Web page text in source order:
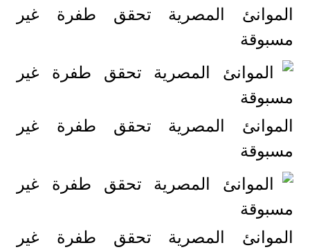
الموانئ المصرية تحقق طفرة غير
مسبوقة
الموانئ المصرية تحقق طفرة غير
مسبوقة
الموانئ المصرية تحقق طفرة غير